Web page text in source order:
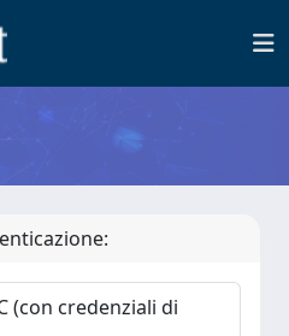
(con credenziali di